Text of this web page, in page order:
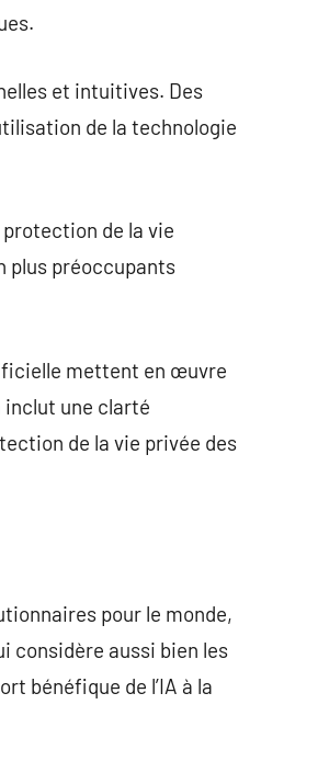
et intuitives. Des
de la technologie
de la vie
plus préoccupants
mettent en œuvre
inclut une clarté
de la vie privée des
pour le monde,
considère aussi bien les
bénéfique de l’IA à la